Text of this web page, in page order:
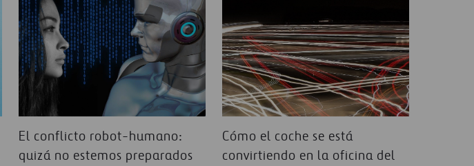
El conflicto robot-humano:
quizá no estemos preparados
Cómo el coche se está
convirtiendo en la oficina del